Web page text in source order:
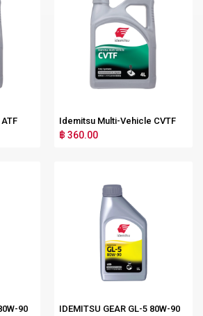
Idemitsu Multi-Vehicle CVTF
฿ 360.00
90
IDEMITSU GEAR GL-5 80W-90